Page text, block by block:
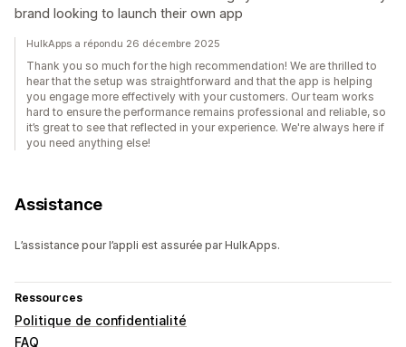
brand looking to launch their own app
HulkApps a répondu 26 décembre 2025
Thank you so much for the high recommendation! We are thrilled to
hear that the setup was straightforward and that the app is helping
you engage more effectively with your customers. Our team works
hard to ensure the performance remains professional and reliable, so
it’s great to see that reflected in your experience. We're always here if
you need anything else!
Assistance
L’assistance pour l’appli est assurée par HulkApps.
Ressources
Politique de confidentialité
FAQ